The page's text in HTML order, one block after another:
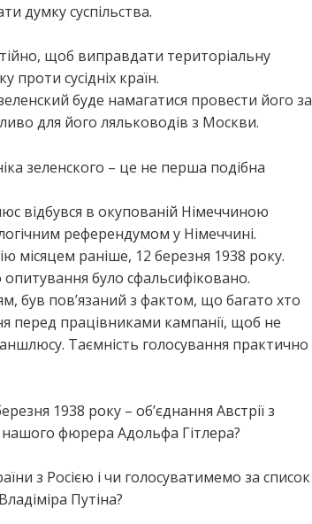
думку суспільства.
щоб виправдати територіальну
проти сусідніх країн.
буде намагатися провести його за
для його ляльководів з Москви.
зеленского – це не перша подібна
відбувся в окупованій Німеччиною
референдумом у Німеччині.
місяцем раніше, 12 березня 1938 року.
було сфальсифіковано.
був пов’язаний з фактом, що багато хто
перед працівниками кампанії, щоб не
Таємність голосування практично
1938 року – об’єднання Австрії з
фюрера Адольфа Гітлера?
з Росією і чи голосуватимемо за список
Путіна?